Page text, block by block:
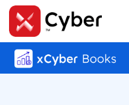
Skip
content